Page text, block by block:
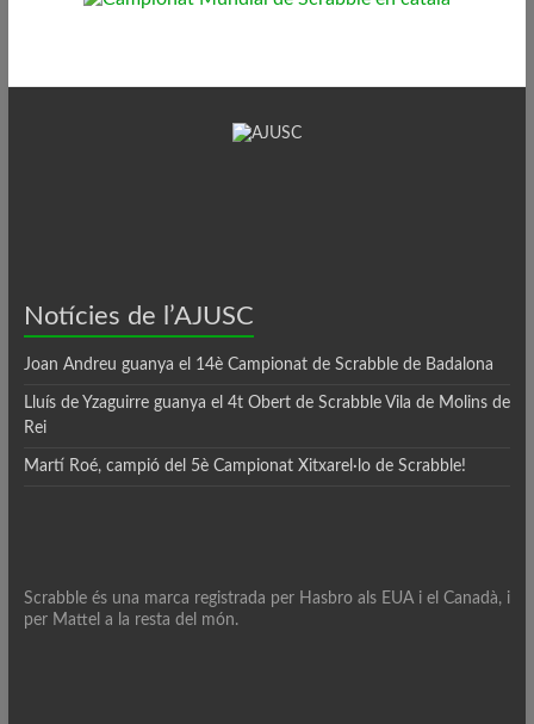
Notícies de l’AJUSC
Joan Andreu guanya el 14è Campionat de Scrabble de Badalona
Lluís de Yzaguirre guanya el 4t Obert de Scrabble Vila de Molins de
Rei
Martí Roé, campió del 5è Campionat Xitxarel·lo de Scrabble!
Scrabble és una marca registrada per Hasbro als EUA i el Canadà, i
per Mattel a la resta del món.